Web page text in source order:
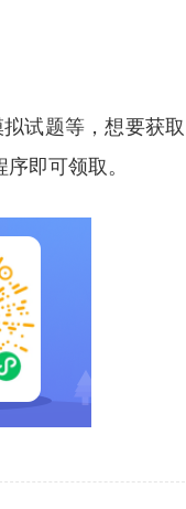
试题等，想要获取
序即可领取。